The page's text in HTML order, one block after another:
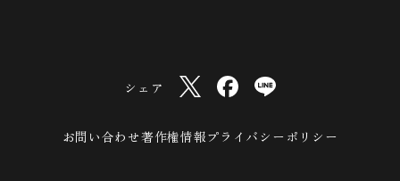
シェア
お問い合わせ著作権情報プライバシーポリシー